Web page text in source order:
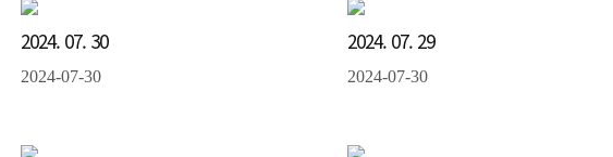
2024. 07. 30
2024-07-30
2024. 07. 29
2024-07-30